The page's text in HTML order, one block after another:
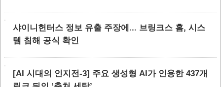
샤이니헌터스 정보 유출 주장에... 브링크스 홈, 시스
템 침해 공식 확인
[AI 시대의 인지전-3] 주요 생성형 AI가 인용한 437개